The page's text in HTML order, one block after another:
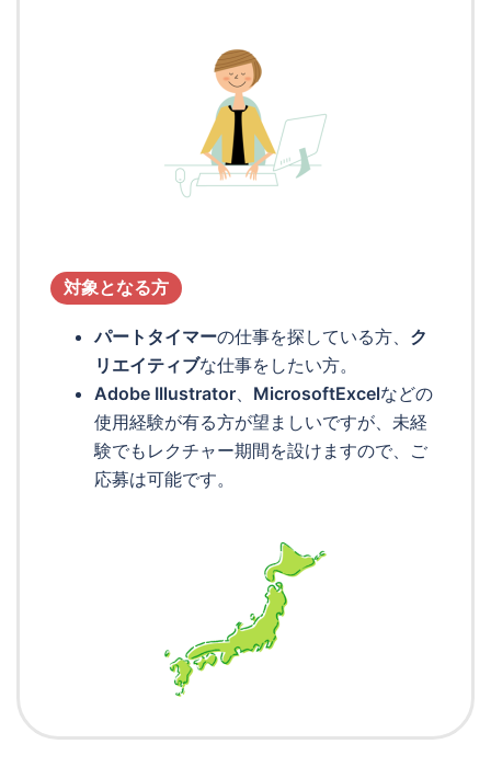
対象となる方
パートタイマーの仕事を探している方、 ク
リエイティブな仕事をしたい方。
Adobe Illustrator、 MicrosoftExcelなどの
使用経験が有る方が望ましいですが、未経
験でもレクチャー期間を設けますので、ご
応募は可能です。